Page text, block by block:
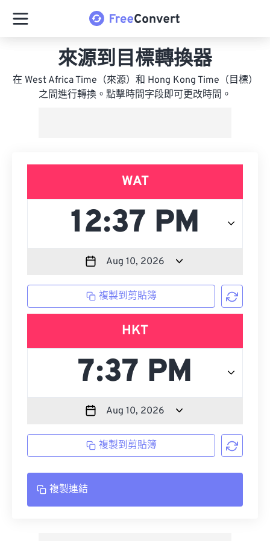
來源到目標轉換器
在 West Africa Time（來源）和 Hong Kong Time（目標）
之間進行轉換。點擊時間字段即可更改時間。
WAT
複製到剪貼簿
HKT
複製到剪貼簿
複製連結